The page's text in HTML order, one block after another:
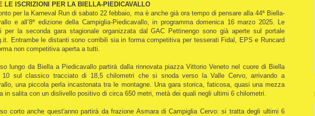
LE ISCRIZIONI PER LA BIELLA-PIEDICAVALLO
per la Karneval Run di sabato 22 febbaio, ma è anche già ora tempo di pensare alla 44ª Biella-
e all’8ª edizione della Campiglia-Piedicavallo, in programma domenica 16 marzo 2025. Le
per la seconda gara stagionale organizzata dal GAC Pettinengo sono già aperte sul portale
Entrambe le distanti sono corribili sia in forma competitiva per tesserati Fidal, EPS e Runcard
non competitiva aperta a tutti.
lungo da Biella a Piedicavallo partirà dalla rinnovata piazza Vittorio Veneto nel cuore di Biella
10 sul classico tracciato di 18,5 chilometri che si snoda verso la Valle Cervo, arrivando a
una piccola perla incastonata tra le montagne. Una gara storica, faticosa, quasi una mezza
in salita con un dislivello positivo di circa 650 metri, metà dei quali negli ultimi 6 chilometri.
corto anche quest'anno partirà da frazione Asmara di Campiglia Cervo: si tratta degli ultimi 6